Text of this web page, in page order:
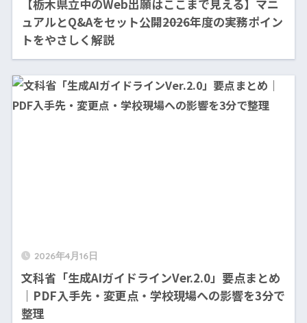
【栃木県立中のWeb出願はここまで見える】マニ
ュアルとQ&Aをセット公開――2026年度の実務ポイン
トをやさしく解説
2026年4月16日
文科省「生成AIガイドラインVer.2.0」要点まとめ
｜PDF入手先・変更点・学校現場への影響を3分で
整理